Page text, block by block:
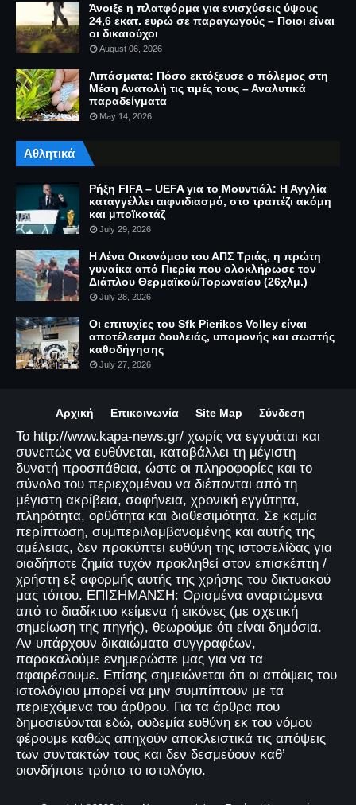
Άνοιξε η πλατφόρμα για ενισχύσεις ύψους
24,6 εκατ. ευρώ σε παραγωγούς – Ποιοι είναι
οι δικαιούχοι
August 06, 2026
Λιπάσματα: Πόσο εκτόξευσε ο πόλεμος στη
Μέση Ανατολή τις τιμές τους – Αναλυτικά
παραδείγματα
May 14, 2026
Αθλητικά
Ρήξη FIFA – UEFA για το Μουντιάλ: Η Αγγλία
καταγγέλλει αιφνιδιασμό, στο τραπέζι ακόμη
και μποϊκοτάζ
July 29, 2026
Η Λένα Οικονόμου του ΑΠΣ Τριάς, η πρώτη
γυναίκα από Πιερία που ολοκλήρωσε τον
Διάπλου Θερμαϊκού/Τορωναίου (26χλμ.)
July 28, 2026
Οι επιτυχίες του Sfk Pierikos Volley είναι
αποτέλεσμα δουλειάς, υπομονής και σωστής
καθοδήγησης
July 27, 2026
Αρχική Επικοινωνία Site Map Σύνδεση
Το http://www.kapa-news.gr/ χωρίς να εγγυάται και
συνεπώς να ευθύνεται, καταβάλλει τη μέγιστη
δυνατή προσπάθεια, ώστε οι πληροφορίες και το
σύνολο του περιεχομένου να διέπονται από τη
μέγιστη ακρίβεια, σαφήνεια, χρονική εγγύτητα,
πληρότητα, ορθότητα και διαθεσιμότητα. Σε καμία
περίπτωση, συμπεριλαμβανομένης και αυτής της
αμέλειας, δεν προκύπτει ευθύνη της ιστοσελίδας για
οιαδήποτε ζημία τυχόν προκληθεί στον επισκέπτη /
χρήστη εξ αφορμής αυτής της χρήσης του δικτυακού
μας τόπου. ΕΠΙΣΗΜΑΝΣΗ: Ορισμένα αναρτώμενα
από το διαδίκτυο κείμενα ή εικόνες (με σχετική
σημείωση της πηγής), θεωρούμε ότι είναι δημόσια.
Αν υπάρχουν δικαιώματα συγγραφέων,
παρακαλούμε ενημερώστε μας για να τα
αφαιρέσουμε. Επίσης σημειώνεται ότι οι απόψεις του
ιστολόγιου μπορεί να μην συμπίπτουν με τα
περιεχόμενα του άρθρου. Για τα άρθρα που
δημοσιεύονται εδώ, ουδεμία ευθύνη εκ του νόμου
φέρουμε καθώς απηχούν αποκλειστικά τις απόψεις
των συντακτών τους και δεν δεσμεύουν καθ’
οιονδήποτε τρόπο το ιστολόγιο.